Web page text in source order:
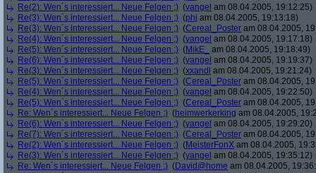
Re(2): Wen´s interessiert... Neue Felgen ;) (yangel am 08.04.2005, 19:12:25)
Re(3): Wen´s interessiert... Neue Felgen ;) (phj am 08.04.2005, 19:13:18)
Re(3): Wen´s interessiert... Neue Felgen ;) (Cereal_Poster am 08.04.2005,
Re(4): Wen´s interessiert... Neue Felgen ;) (yangel am 08.04.2005, 19:17:18)
Re(5): Wen´s interessiert... Neue Felgen ;) (MikE_
am 08.04.2005, 19:18:49)
Re(6): Wen´s interessiert... Neue Felgen ;) (yangel am 08.04.2005, 19:19:37)
Re(3): Wen´s interessiert... Neue Felgen ;) (xxandl am 08.04.2005, 19:21:24)
Re(5): Wen´s interessiert... Neue Felgen ;) (Cereal_Poster am 08.04.2005,
Re(4): Wen´s interessiert... Neue Felgen ;) (yangel am 08.04.2005, 19:22:50)
Re(5): Wen´s interessiert... Neue Felgen ;) (Cereal_Poster am 08.04.2005,
Re: Wen´s interessiert... Neue Felgen ;) (heimwerkerking am 08.04.2005,
Re(6): Wen´s interessiert... Neue Felgen ;) (yangel am 08.04.2005, 19:29:20)
Re(7): Wen´s interessiert... Neue Felgen ;) (Cereal_Poster am 08.04.2005,
Re(2): Wen´s interessiert... Neue Felgen ;) (MeisterFonX am 08.04.2005,
Re(3): Wen´s interessiert... Neue Felgen ;) (yangel am 08.04.2005, 19:35:12)
Re: Wen´s interessiert... Neue Felgen ;) (David@home am 08.04.2005,